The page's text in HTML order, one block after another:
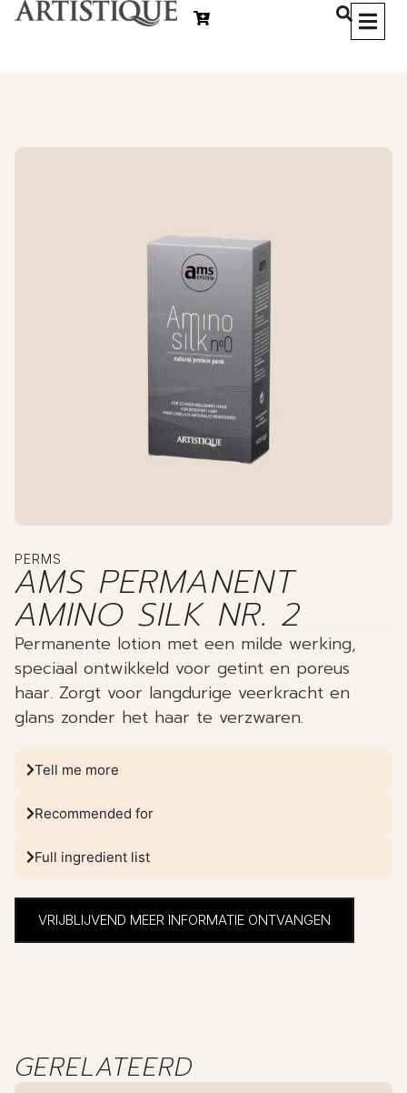
PERMS
AMS PERMANENT
AMINO SILK NR. 2
Permanente lotion met een milde werking,
speciaal ontwikkeld voor getint en poreus
haar. Zorgt voor langdurige veerkracht en
glans zonder het haar te verzwaren.
Tell me more
Recommended for
Full ingredient list
VRIJBLIJVEND MEER INFORMATIE ONTVANGEN
GERELATEERD